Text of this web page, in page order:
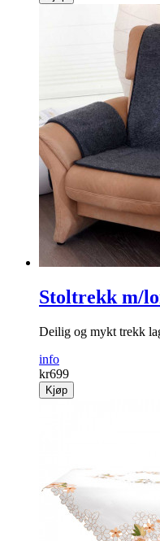
Stoltrekk m/
Deilig og mykt trekk
info
kr699
Kjøp